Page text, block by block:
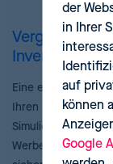
Vergewissern
Inventar
Eine erfolgreiche
Ihren Bestand
Simulieren Sie den
Werbekampagnen
der
in Ihrer
auf
können
Google